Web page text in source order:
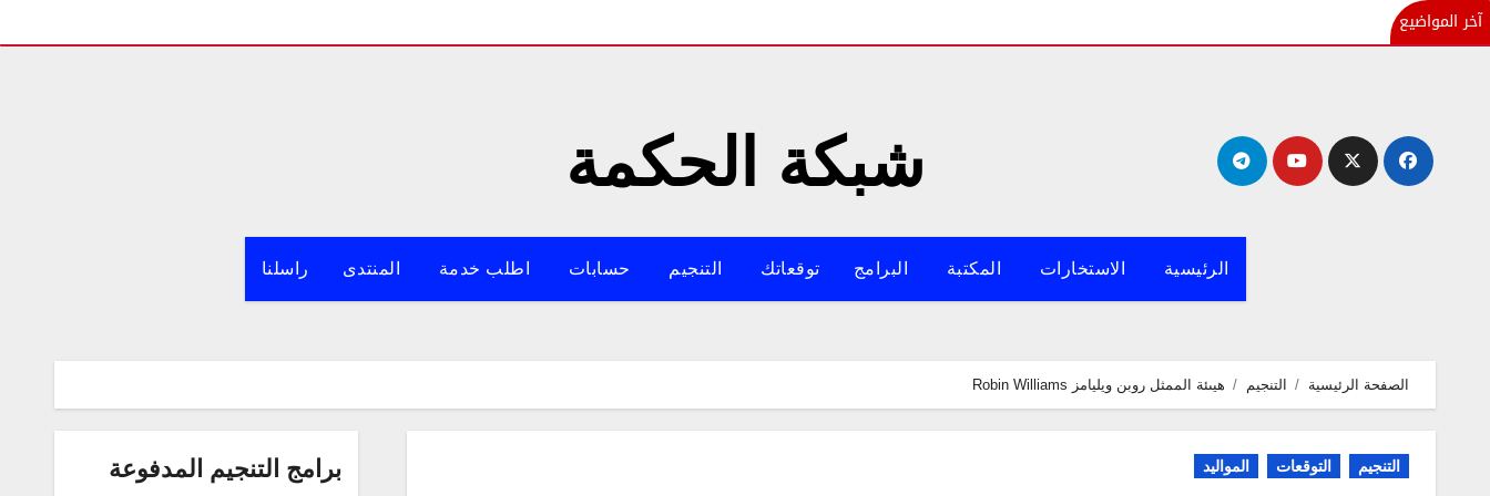
آخر المواضيع
شبكة الحكمة
الرئيسية الاستخارات المكتبة البرامج توقعاتك التنجيم حسابات اطلب خدمة المنتدى راسلنا
الصفحة الرئيسية التنجيم هيىئة الممثل روبن ويليامز Robin Williams
التنجيم التوقعات المواليد برامج التنجيم المدفوعة